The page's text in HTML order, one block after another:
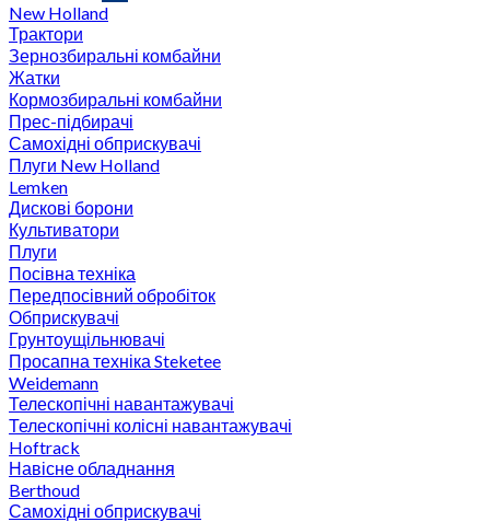
New Holland
Трактори
Зернозбиральні комбайни
Жатки
Кормозбиральні комбайни
Прес-підбирачі
Самохідні обприскувачі
Плуги New Holland
Lemken
Дискові борони
Культиватори
Плуги
Посівна техніка
Передпосівний обробіток
Обприскувачі
Грунтоущільнювачі
Просапна техніка Steketee
Weidemann
Телескопічні навантажувачі
Телескопічні колісні навантажувачі
Hoftrack
Навісне обладнання
Berthoud
Самохідні обприскувачі